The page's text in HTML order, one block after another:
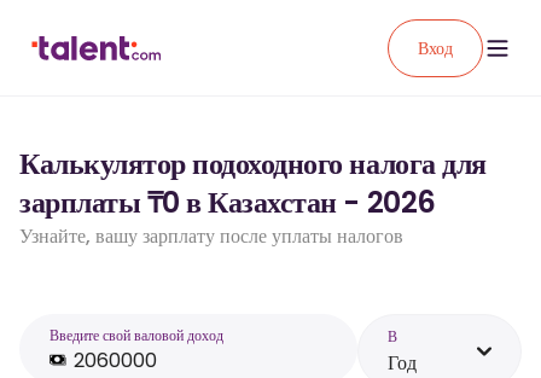
Вход
Калькулятор подоходного налога для
зарплаты ₸0 в Казахстан - 2026
Узнайте, вашу зарплату после уплаты налогов
Введите свой валовой доход В
Год